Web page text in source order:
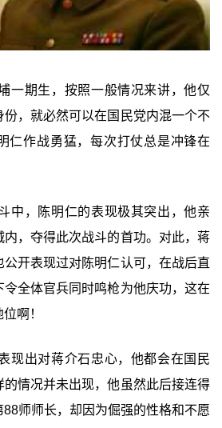
一期生，按照一般情况来讲，他仅
，就必然可以在国民党内混一个不
仁作战勇猛，每次打仗总是冲锋在
中，陈明仁的表现极其突出，他亲
，夺得此次战斗的首功。对此，蒋
开表现过对陈明仁认可，在战后直
全体官兵同时鸣枪为他庆功，这在
啊！
现出对蒋介石忠心，他都会在国民
情况并未出现，他虽然此后接连得
师师长，却因为倔强的性格和不愿